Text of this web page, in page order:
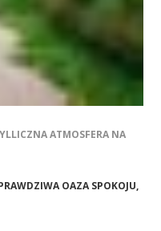
ATMOSFERA NA
OAZA SPOKOJU,